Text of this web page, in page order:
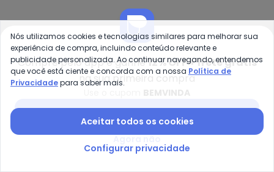
Conjunto Infantil Menina
Flores (Laranja)
R$ 29,90R$ 39,99
Conjunto Infantil Menina
em Algodão (Laranja)
KYLY
R$ 28,36R$ 70,90
Compre pelo app e ganhe12% OFF + frete grátis
na sua primeira compra
Nós utilizamos cookies e tecnologias similares para melhorar sua
experiência de compra, incluindo conteúdo relevante e
publicidade personalizada. Ao continuar navegando, entendemos
que você está ciente e concorda com a nossa Política de
Privacidadepara saber mais.
Aceitar todos os cookies
Configurar privacidade